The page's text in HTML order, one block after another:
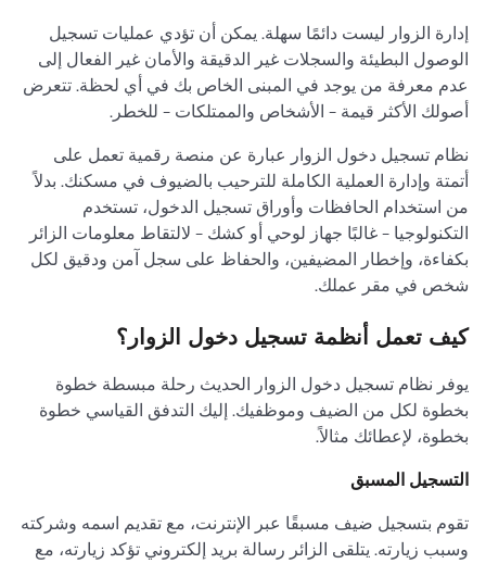
إدارة الزوار ليست دائمًا سهلة. يمكن أن تؤدي عمليات تسجيل
الوصول البطيئة والسجلات غير الدقيقة والأمان غير الفعال إلى
عدم معرفة من يوجد في المبنى الخاص بك في أي لحظة. تتعرض
أصولك الأكثر قيمة - الأشخاص والممتلكات - للخطر.
نظام تسجيل دخول الزوار عبارة عن منصة رقمية تعمل على
أتمتة وإدارة العملية الكاملة للترحيب بالضيوف في مسكنك. بدلاً
من استخدام الحافظات وأوراق تسجيل الدخول، تستخدم
التكنولوجيا - غالبًا جهاز لوحي أو كشك - لالتقاط معلومات الزائر
بكفاءة، وإخطار المضيفين، والحفاظ على سجل آمن ودقيق لكل
شخص في مقر عملك.
كيف تعمل أنظمة تسجيل دخول الزوار؟
يوفر نظام تسجيل دخول الزوار الحديث رحلة مبسطة خطوة
بخطوة لكل من الضيف وموظفيك. إليك التدفق القياسي خطوة
بخطوة، لإعطائك مثالاً.
التسجيل المسبق
تقوم بتسجيل ضيف مسبقًا عبر الإنترنت، مع تقديم اسمه وشركته
وسبب زيارته. يتلقى الزائر رسالة بريد إلكتروني تؤكد زيارته، مع